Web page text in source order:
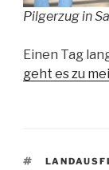
Pilgerzug in
Einen Tag
geht es zu